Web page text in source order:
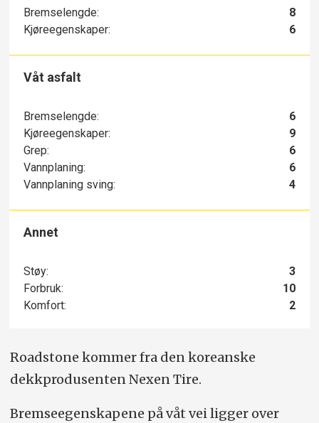
Bremselengde:
8
Kjøreegenskaper:
6
Våt asfalt
Bremselengde:
6
Kjøreegenskaper:
9
Grep:
6
Vannplaning:
6
Vannplaning sving:
4
Annet
Støy:
3
Forbruk:
10
Komfort:
2
Roadstone kommer fra den koreanske
dekkprodusenten Nexen Tire.
Bremseegenskapene på våt vei ligger over